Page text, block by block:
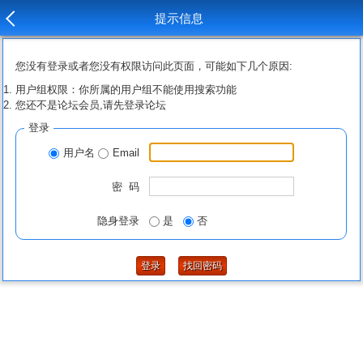
提示信息
您没有登录或者您没有权限访问此页面，可能如下几个原因:
用户组权限：你所属的用户组不能使用搜索功能
您还不是论坛会员,请先登录论坛
登录
用户名 Email
密 码
隐身登录 是 否